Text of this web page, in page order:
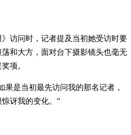
访问时，记者提及当初她受访时要
和大方，面对台下摄影镜头也毫无
项。
果是当初最先访问我的那名记者，
惊讶我的变化。”